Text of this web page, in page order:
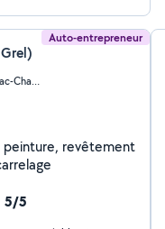
Auto-entrepreneur
Montignac-Charente (Montignac-Charente)
peinture, revêtement
5/5